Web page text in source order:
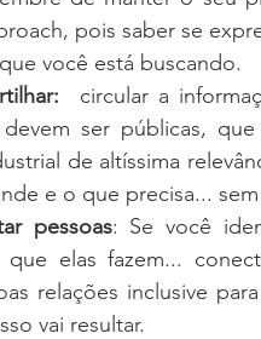
pois saber se
você está buscando.
circular a
ser públicas,
de altíssima
e o que precisa...
pessoas: Se você
que elas fazem...
relações inclusive
vai resultar.